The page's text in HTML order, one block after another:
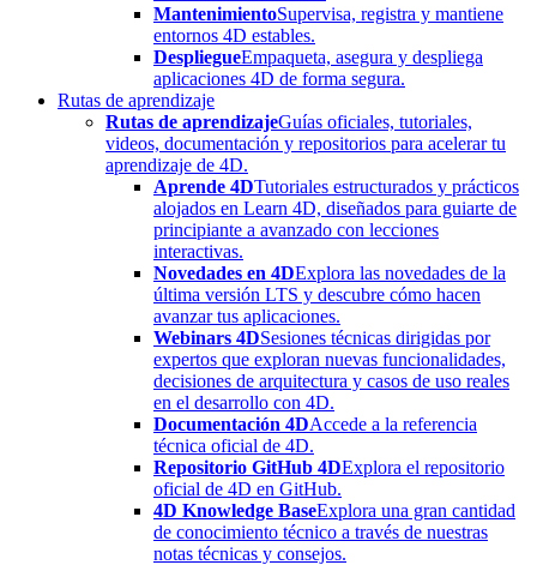
MantenimientoSupervisa, registra y mantiene
entornos 4D estables.
DespliegueEmpaqueta, asegura y despliega
aplicaciones 4D de forma segura.
Rutas de aprendizaje
Rutas de aprendizajeGuías oficiales, tutoriales,
videos, documentación y repositorios para acelerar tu
aprendizaje de 4D.
Aprende 4DTutoriales estructurados y prácticos
alojados en Learn 4D, diseñados para guiarte de
principiante a avanzado con lecciones
interactivas.
Novedades en 4DExplora las novedades de la
última versión LTS y descubre cómo hacen
avanzar tus aplicaciones.
Webinars 4DSesiones técnicas dirigidas por
expertos que exploran nuevas funcionalidades,
decisiones de arquitectura y casos de uso reales
en el desarrollo con 4D.
Documentación 4DAccede a la referencia
técnica oficial de 4D.
Repositorio GitHub 4DExplora el repositorio
oficial de 4D en GitHub.
4D Knowledge BaseExplora una gran cantidad
de conocimiento técnico a través de nuestras
notas técnicas y consejos.